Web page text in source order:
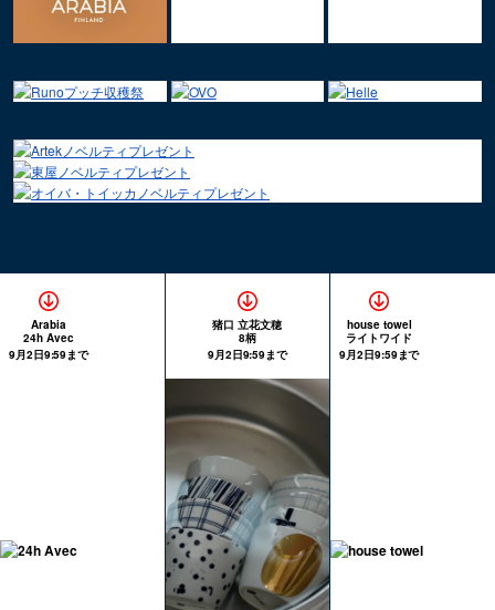
Arabia
24h Avec
9月2日9:59まで
猪口 立花文穂
8柄
9月2日9:59まで
house towel
ライトワイド
9月2日9:59まで